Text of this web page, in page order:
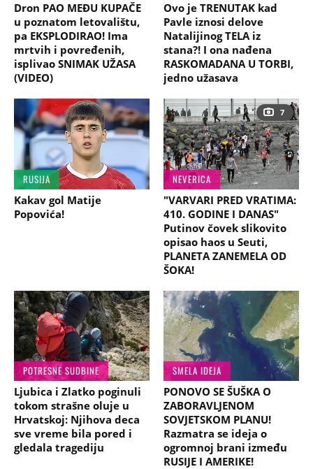
Dron PAO MEĐU KUPAČE
u poznatom letovalištu,
pa EKSPLODIRAO! Ima
mrtvih i povređenih,
isplivao SNIMAK UŽASA
(VIDEO)
Ovo je TRENUTAK kad
Pavle iznosi delove
Natalijinog TELA iz
stana?! I ona nađena
RASKOMADANA U TORBI,
jedno užasava
RUSIJA
Kakav gol Matije
Popovića!
7
NEVERICA
"VARVARI PRED VRATIMA:
410. GODINE I DANAS"
Putinov čovek slikovito
opisao haos u Seuti,
PLANETA ZANEMELA OD
ŠOKA!
POTRESNE SUDBINE
Ljubica i Zlatko poginuli
tokom strašne oluje u
Hrvatskoj: Njihova deca
sve vreme bila pored i
gledala tragediju
SMELA IDEJA
PONOVO SE ŠUŠKA O
ZABORAVLJENOM
SOVJETSKOM PLANU!
Razmatra se ideja o
ogromnoj brani između
RUSIJE I AMERIKE!